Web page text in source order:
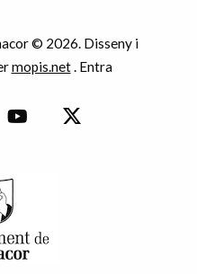
© 2026. Disseny i
mopis.net. Entra